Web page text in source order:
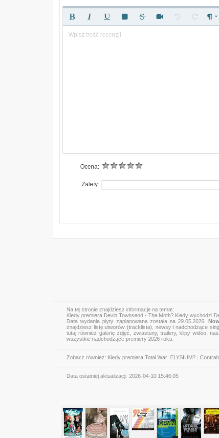
Wpisz treść recenzji
Ocena:
Zalety:
Na tej stronie znajdziesz informacje na temat:
Kiedy premiera Devin Townsend - The Moth? Kiedy wychodzi
Data wydania płyty zaplanowana została na 29.05.2026.
znajdziesz listę utworów (tracklista), newsy i nadchodzące
tutaj również galerię zdjęć, zwiastuny, trailery, klipy wideo,
wszystkie nadchodzące premiery 2026 roku.
Zobacz również: Kiedy premiera Total War: ELYSIUM?
Data ostatniej aktualizacji: 2026-04-10 15:46:05